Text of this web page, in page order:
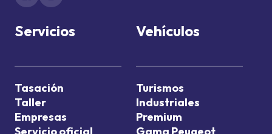
Servicios
Tasación
Taller
Empresas
Vehículos
Turismos
Industriales
Premium